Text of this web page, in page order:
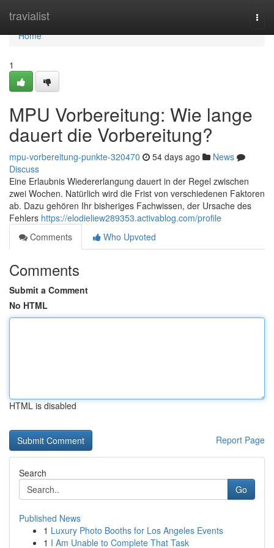
travialist
Home
Home
1
MPU Vorbereitung: Wie lange
dauert die Vorbereitung?
mpu-vorbereitung-punkte-320470 54 days ago
News
Discuss
Eine Erlaubnis Wiedererlangung dauert in der Regel zwischen
zwei Wochen. Natürlich wird die Frist von verschiedenen Faktoren
ab. Dazu gehören Ihr bisheriges Fachwissen, der Ursache des
Fehlers https://elodieliew289353.activablog.com/profile
Comments
Who Upvoted
Comments
Submit a Comment
No HTML
HTML is disabled
Report Page
Search
Go
Published News
1 Luxury Photo Booths for Los Angeles Events
1 I Am Unable to Complete That Task